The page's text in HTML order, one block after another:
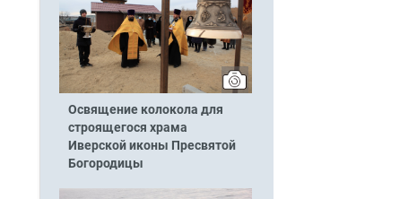
Освящение колокола для
строящегося храма
Иверской иконы Пресвятой
Богородицы